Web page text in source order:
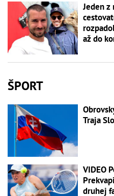
Jeden z
až do
ŠPORT
Traja
VIDEO
druhej